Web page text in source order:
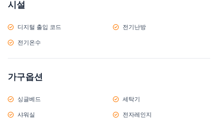
시설
디지털 출입 코드 전기난방
전기온수
가구옵션
싱글베드 세탁기
샤워실 전자레인지